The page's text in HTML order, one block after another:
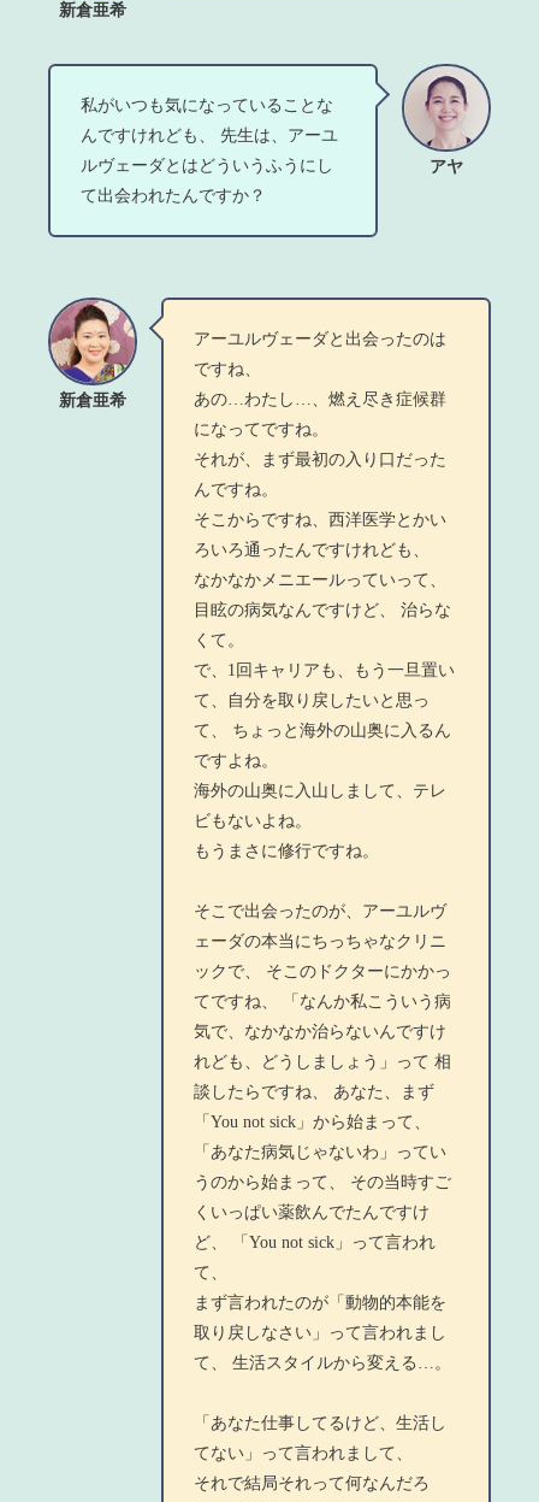
新倉亜希
アヤ
私がいつも気になっていることな
んですけれども、 先生は、アーユ
ルヴェーダとはどういうふうにし
て出会われたんですか？
新倉亜希
アーユルヴェーダと出会ったのは
ですね、
あの…わたし…、燃え尽き症候群
になってですね。
それが、まず最初の入り口だった
んですね。
そこからですね、西洋医学とかい
ろいろ通ったんですけれども、
なかなかメニエールっていって、
目眩の病気なんですけど、 治らな
くて。
で、1回キャリアも、もう一旦置い
て、自分を取り戻したいと思っ
て、 ちょっと海外の山奥に入るん
ですよね。
海外の山奥に入山しまして、テレ
ビもないよね。
もうまさに修行ですね。
そこで出会ったのが、アーユルヴ
ェーダの本当にちっちゃなクリニ
ックで、 そこのドクターにかかっ
てですね、 「なんか私こういう病
気で、なかなか治らないんですけ
れども、どうしましょう」って 相
談したらですね、 あなた、まず
「You not sick」から始まって、
「あなた病気じゃないわ」ってい
うのから始まって、 その当時すご
くいっぱい薬飲んでたんですけ
ど、 「You not sick」って言われ
て、
まず言われたのが「動物的本能を
取り戻しなさい」って言われまし
て、 生活スタイルから変える…。
「あなた仕事してるけど、生活し
てない」って言われまして、
それで結局それって何なんだろ